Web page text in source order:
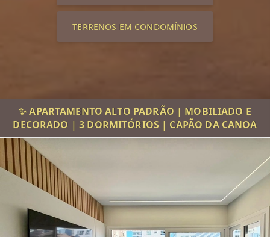
TERRENOS EM CONDOMÍNIOS
✨ APARTAMENTO ALTO PADRÃO | MOBILIADO E
DECORADO | 3 DORMITÓRIOS | CAPÃO DA CANOA